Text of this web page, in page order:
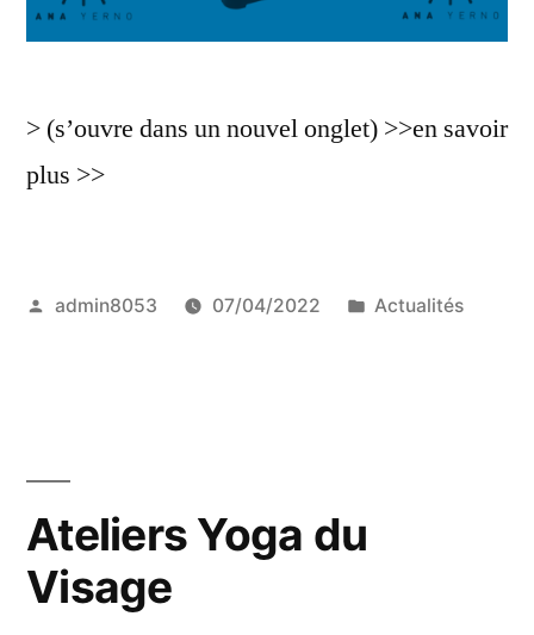
> (s’ouvre dans un nouvel onglet) >>en savoir
plus >>
Publié
admin8053 07/04/2022
Publié
Actualités
Ateliers Yoga du
Visage